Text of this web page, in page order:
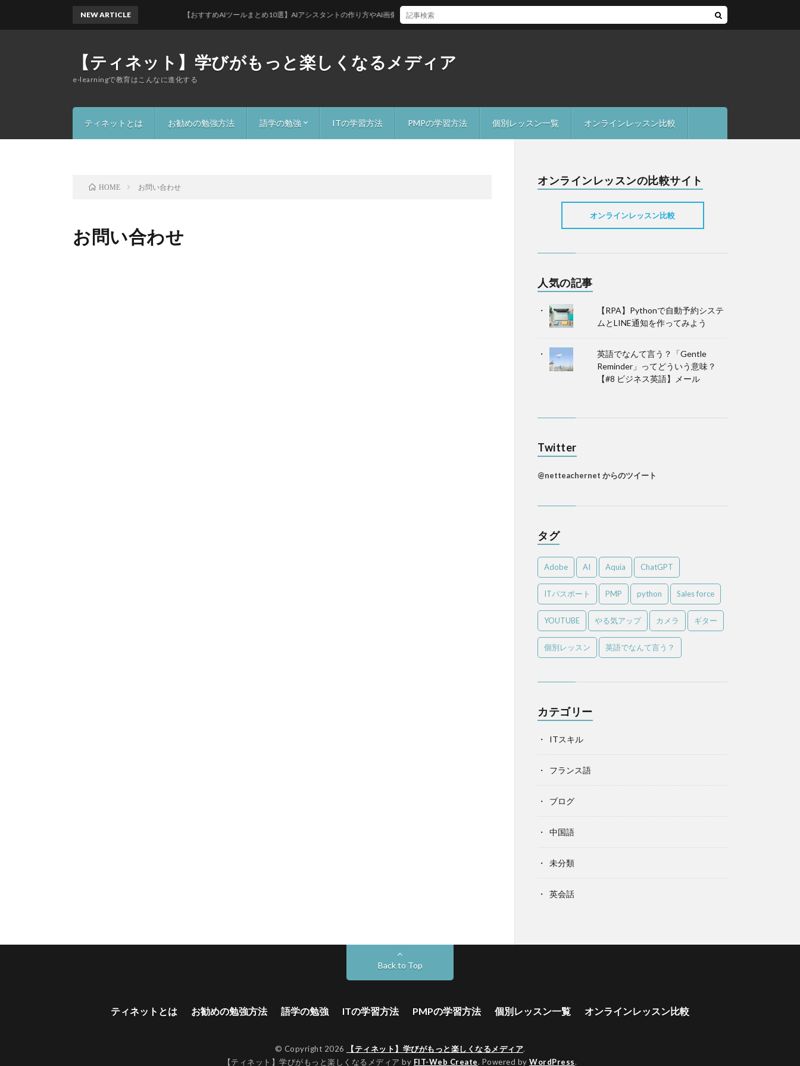
【ティネット】学びがもっと楽しくなるメディア
e-learningで教育はこんなに進化する
ティネットとは お勧めの勉強方法 語学の勉強 ITの学習方法 PMPの学習方法 個別レッスン一覧 オンラインレッスン比較
NEW ARTICLE 【おすすめAIツールまとめ10選】AIアシスタントの作り方やAI画像生成、ChatGPTの便利な使い方などを用途別にご紹介
HOME お問い合わせ
お問い合わせ
オンラインレッスンの比較サイト
オンラインレッスン比較
人気の記事
【RPA】Pythonで自動予約システ
ムとLINE通知を作ってみよう
英語でなんて言う？「Gentle
Reminder」ってどういう意味？
【#8 ビジネス英語】メール
Twitter
@netteachernet からのツイート
タグ
Adobe AI Aquia ChatGPT
ITパスポート PMP python Sales force
YOUTUBE やる気アップ カメラ ギター
個別レッスン 英語でなんて言う？
カテゴリー
ITスキル
フランス語
ブログ
中国語
未分類
英会話
Back to Top
ティネットとは お勧めの勉強方法 語学の勉強 ITの学習方法 PMPの学習方法 個別レッスン一覧 オンラインレッスン比較
© Copyright 2026 【ティネット】学びがもっと楽しくなるメディア.
【ティネット】学びがもっと楽しくなるメディア by FIT-Web Create. Powered byWordPress.